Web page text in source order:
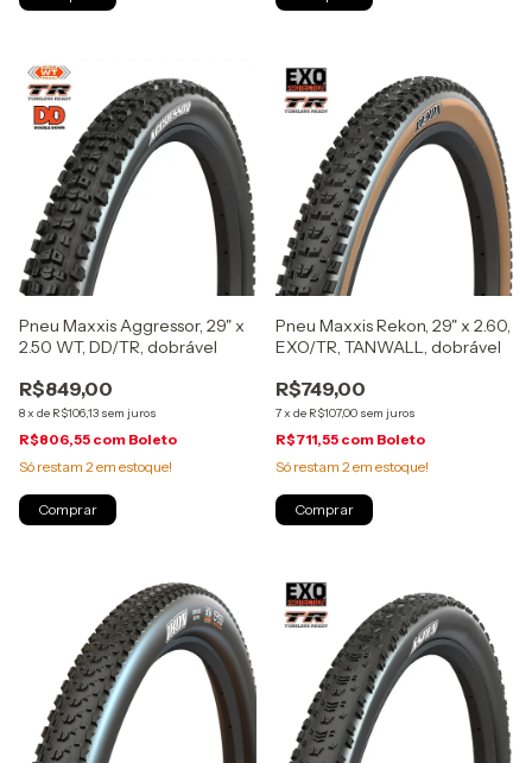
Pneu Maxxis Aggressor, 29" x
2.50 WT, DD/TR, dobrável
R$849,00
8x de R$106,13 sem juros
R$806,55 com Boleto
Só restam 2 em estoque!
Pneu Maxxis Rekon, 29" x 2.60,
EXO/TR, TANWALL, dobrável
R$749,00
7x de R$107,00 sem juros
R$711,55 com Boleto
Só restam 2 em estoque!